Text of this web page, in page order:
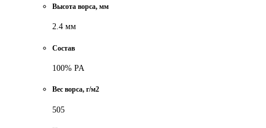
Высота ворса, мм
2.4 мм
Состав
100% PA
Вес ворса, г/м2
505